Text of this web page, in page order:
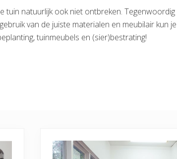
tuin natuurlijk ook niet ontbreken.
van de juiste materialen en meubilair kun
tuinmeubels en (sier)bestrating!